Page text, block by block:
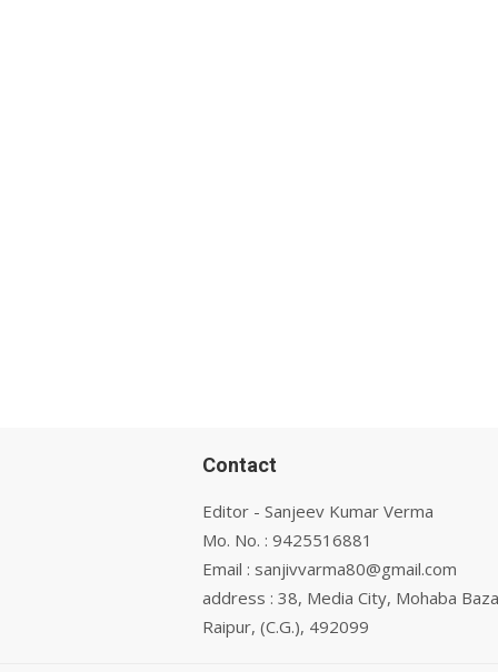
Contact
Editor - Sanjeev Kumar Verma
Mo. No. : 9425516881
Email : sanjivvarma80@gmail.com
address : 38, Media City, Mohaba
Raipur, (C.G.), 492099